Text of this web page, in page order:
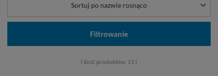
Sortuj po nazwie rosnąco
Filtrowanie
( ilość produktów: 15 )